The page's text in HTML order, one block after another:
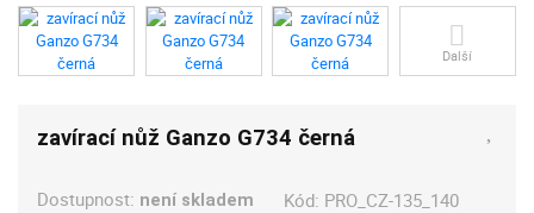
Další
zavírací nůž Ganzo G734 černá
Dostupnost: není skladem Kód: PRO_CZ-135_140